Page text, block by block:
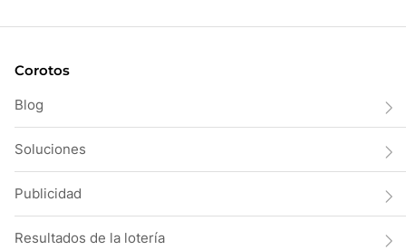
Corotos
Blog
Soluciones
Publicidad
Resultados de la lotería